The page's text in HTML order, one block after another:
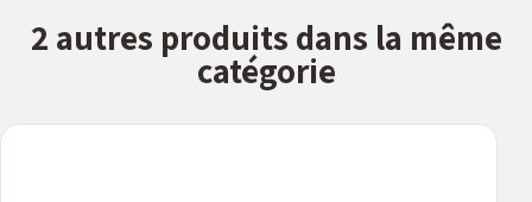
2 autres produits dans la même
catégorie